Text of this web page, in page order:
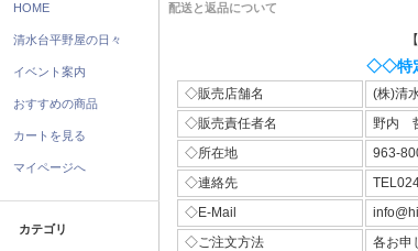
HOME
清水台平野屋の日々
イベント案内
おすすめの商品
カートを見る
マイページへ
カテゴリ
配送と返品について
◇◇特
◇販売店舗名
(株)清
◇販売責任者名
野内
◇所在地
963-
◇連絡先
◇E-Mail
◇ご注文方法
各お申